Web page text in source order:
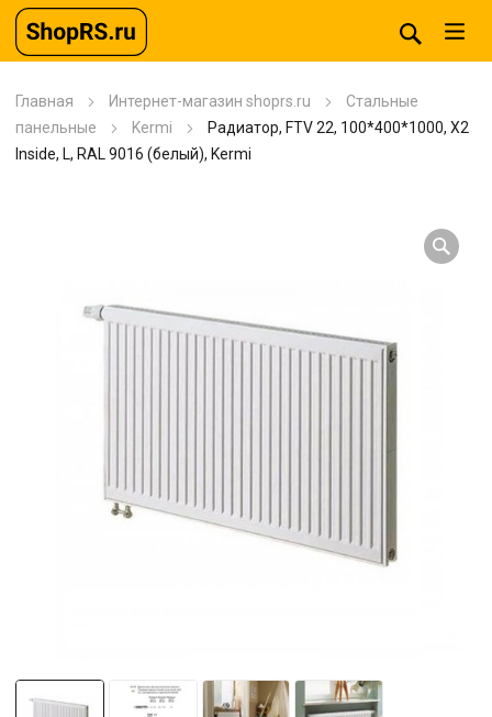
Главная Интернет-магазин shoprs.ru
Стальные
панельные
Kermi
Радиатор, FTV 22, 100*400*1000, X2
Inside, L, RAL 9016 (белый), Kermi